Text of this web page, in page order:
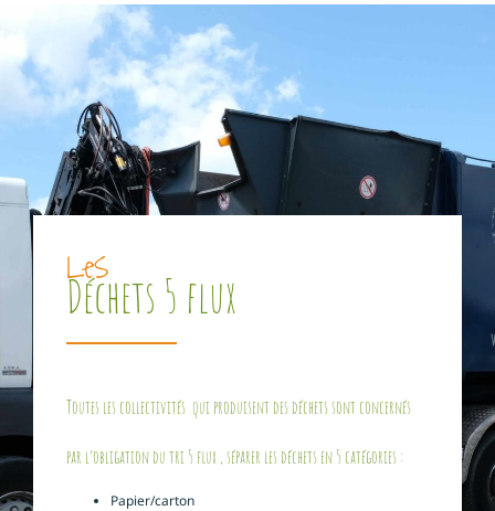
Les
Déchets 5 flux
Toutes les collectivités qui produisent des déchets sont concernés
par l’obligation du tri 5 flux , séparer les déchets en 5 catégories :
Papier/carton